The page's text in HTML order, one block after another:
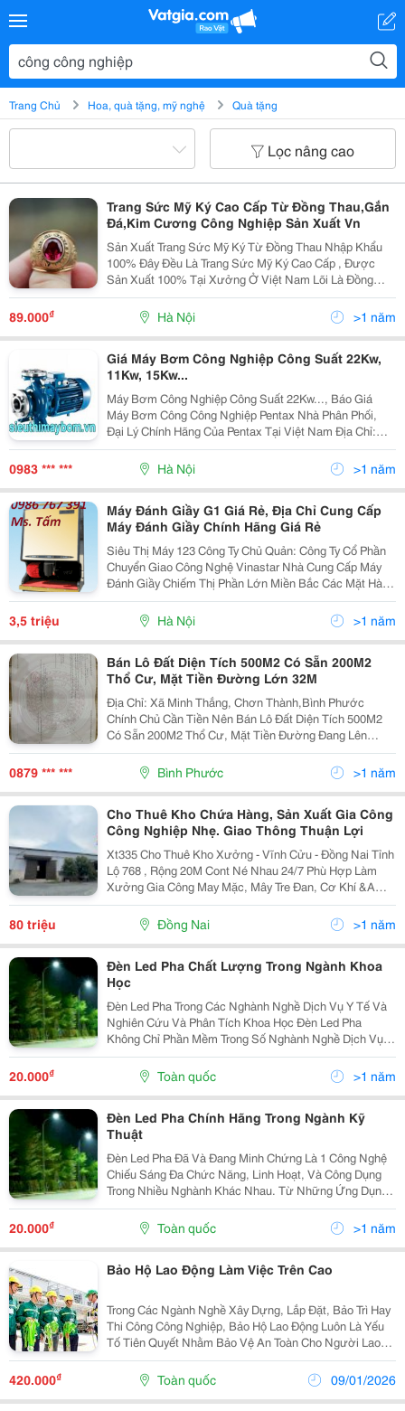
Trang Chủ Hoa, quà tặng, mỹ nghệ Quà tặng
Lọc nâng cao
Trang Sức Mỹ Ký Cao Cấp Từ Đồng Thau,Gắn
Đá,Kim Cương Công Nghiệp Sản Xuất Vn
Sản Xuất Trang Sức Mỹ Ký Từ Đồng Thau Nhập Khẩu
100% Đây Đều Là Trang Sức Mỹ Ký Cao Cấp , Được
Sản Xuất 100% Tại Xưởng Ở Việt Nam Lõi Là Đồng
Thau , Được Phủ Một Lớp Xi Trắng Hoặc Màu Ở Ngoài,
Đảm Bảo Không Gây Kích Ứng . Đồ Đồng Việt Có 2 Loại
89.000₫ Hà Nội >1 năm
Giá Máy Bơm Công Nghiệp Công Suất 22Kw,
11Kw, 15Kw...
Máy Bơm Công Nghiệp Công Suất 22Kw..., Báo Giá
Máy Bơm Công Công Nghiệp Pentax Nhà Phân Phối,
Đại Lý Chính Hãng Của Pentax Tại Việt Nam Địa Chỉ:
Siêu Thị Máy Bơm (238 Nguyễn Xiển, Thanh Xuân, Hà
Nội ) Hotline : Thu Ngân 0983 .480.896 ( Pkd ) Công Ty
0983 *** *** Hà Nội >1 năm
Máy Đánh Giầy G1 Giá Rẻ, Địa Chỉ Cung Cấp
Máy Đánh Giầy Chính Hãng Giá Rẻ
Siêu Thị Máy 123 Công Ty Chủ Quản: Công Ty Cổ Phần
Chuyển Giao Công Nghệ Vinastar Nhà Cung Cấp Máy
Đánh Giầy Chiếm Thị Phần Lớn Miền Bắc Các Mặt Hàng
Gia Công Công Nghiệp: Máy Đánh Giầy, Máy Rửa Xe,
Máy Phát Điện , Máy Nổ Ngô, Máy Nổ Gạo..
3,5 triệu Hà Nội >1 năm
Bán Lô Đất Diện Tích 500M2 Có Sẵn 200M2
Thổ Cư, Mặt Tiền Đường Lớn 32M
Địa Chỉ: Xã Minh Thắng, Chơn Thành,Bình Phước
Chính Chủ Cần Tiền Nên Bán Lô Đất Diện Tích 500M2
Có Sẵn 200M2 Thổ Cư, Mặt Tiền Đường Đang Lên
Nhựa 32 ,Huyện Chơn Thành Giá 1Tỷ5 Còn Thương
Lượng Đất Thuộc Khu Công Công Nghiệp Becamex
Đang Quy Hoạch...
0879 *** *** Bình Phước >1 năm
Cho Thuê Kho Chứa Hàng, Sản Xuất Gia Công
Công Nghiệp Nhẹ. Giao Thông Thuận Lợi
Xt335 Cho Thuê Kho Xưởng - Vĩnh Cửu - Đồng Nai Tỉnh
Lộ 768 , Rộng 20M Cont Né Nhau 24/7 Phù Hợp Làm
Xưởng Gia Công May Mặc, Mây Tre Đan, Cơ Khí &Amp;
Kho Hàng. Diện Tích Xây Dựng 34 X 60 ( 2000M2 ) - Kết
80 triệu Đồng Nai >1 năm
Đèn Led Pha Chất Lượng Trong Ngành Khoa
Học
Đèn Led Pha Trong Các Nghành Nghề Dịch Vụ Y Tế Và
Nghiên Cứu Và Phân Tích Khoa Học Đèn Led Pha
Không Chỉ Phần Mềm Trong Số Nghành Nghề Dịch Vụ
Như Chiếu Sáng Công Cộng, Công Nghiệp, Giải Trí Mà
Còn Đóng Vai Trò Quan Trọng Trong Số Nghành Y Tế
20.000₫ Toàn quốc >1 năm
Đèn Led Pha Chính Hãng Trong Ngành Kỹ
Thuật
Đèn Led Pha Đã Và Đang Minh Chứng Là 1 Công Nghệ
Chiếu Sáng Đa Chức Năng, Linh Hoạt, Và Công Dụng
Trong Nhiều Nghành Khác Nhau. Từ Những Ứng Dụng
Chiếu Sáng Công Cộng, Công Nghiệp, Sport, Giải Trí,
Cho Đến Những Nghành Nghề Dịch Vụ Y Tế, Khoa Học,
20.000₫ Toàn quốc >1 năm
Bảo Hộ Lao Động Làm Việc Trên Cao
Trong Các Ngành Nghề Xây Dựng, Lắp Đặt, Bảo Trì Hay
Thi Công Công Nghiệp, Bảo Hộ Lao Động Luôn Là Yếu
Tố Tiên Quyết Nhằm Bảo Vệ An Toàn Cho Người Lao
Động. Đặc Biệt, Khi Làm Việc Trên Cao &Ndash; Môi
Trường Tiềm Ẩn Nhiều Rủi Ro Nghiêm Trọng, Bảo Hộ...
420.000₫ Toàn quốc 09/01/2026